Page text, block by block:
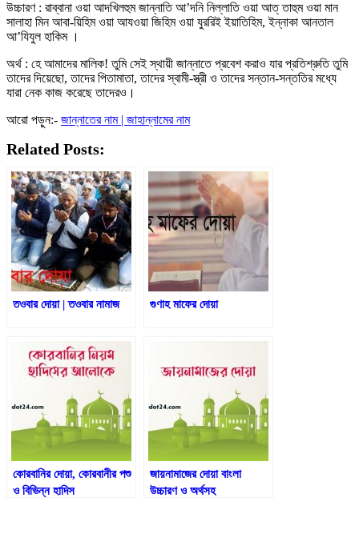
উচ্চারণ : রাব্বানা ওয়া আদখিলহুম জান্নাতি আ’দনি নিল্লাতি ওয়া আত্ তাহুম ওয়া মান
সালাহা মিন আবা-য়িহিম ওয়া আযওয়া জিহিম ওয়া যুররিই ইয়াতিহিম, ইন্নাকা আনতাল
আ’যিযুল হাকিম ।
অর্থ : হে আমাদের মালিক! তুমি সেই স্থায়ী জান্নাতে প্রবেশ করাও যার প্রতিশ্রুতি তুমি
তাদের দিয়েছো, তাদের পিতামাতা, তাদের স্বামী-স্ত্রী ও তাদের সন্তান-সন্ততির মধ্যে
যারা নেক কাজ করেছে তাদেরও।
আরো পড়ুন:- জান্নাতের নাম | জাহান্নামের নাম
Related Posts:
তওবার দোয়া | তওবার নামাজ গুণাহ মাফের দোয়া
কোরবানির দোয়া, কোরবানীর পশু
ও বিভিন্ন হাদিস
জায়নামাজের দোয়া বাংলা
উচ্চারণ ও অর্থসহ